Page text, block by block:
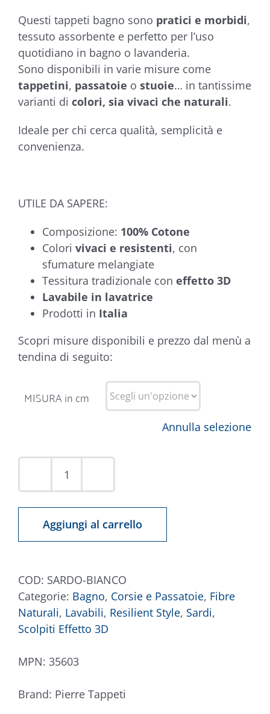
Questi tappeti bagno sono pratici e morbidi,
tessuto assorbente e perfetto per l’uso
quotidiano in bagno o lavanderia.
Sono disponibili in varie misure come
tappetini, passatoie o stuoie… in tantissime
varianti di colori, sia vivaci che naturali.
Ideale per chi cerca qualità, semplicità e
convenienza.
UTILE DA SAPERE:
Composizione: 100% Cotone
Colori vivaci e resistenti, con
sfumature melangiate
Tessitura tradizionale con effetto 3D
Lavabile in lavatrice
Prodotti in Italia
Scopri misure disponibili e prezzo dal menù a
tendina di seguito:
MISURA in cm
Annulla selezione
Tappeto
quantità
Aggiungi al carrello
COD: SARDO-BIANCO
Categorie: Bagno, Corsie e Passatoie, Fibre
Naturali, Lavabili, Resilient Style, Sardi,
Scolpiti Effetto 3D
MPN: 35603
Brand: Pierre Tappeti